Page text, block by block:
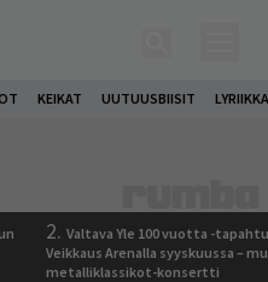
KEIKAT UUTUUSBIISIT
2. Valtava Yle 100 vuotta -
Veikkaus Arenalla syyskuussa –
metalliklassikot-konsertti